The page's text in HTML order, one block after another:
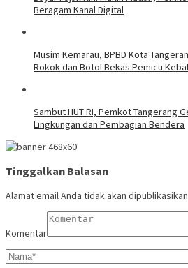
Beragam Kanal Digital
Musim Kemarau, BPBD Kota
Rokok dan Botol Bekas Pemicu
Sambut HUT RI, Pemkot Tangerang
Lingkungan dan Pembagian Bendera
Tinggalkan Balasan
Alamat email Anda tidak akan
Komentar